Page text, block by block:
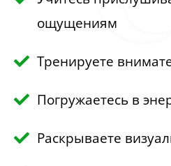
ощущениям
Тренируете
Погружаетесь в
Раскрываете